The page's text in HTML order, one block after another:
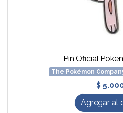
Pin Oficial
The Pokémon
$
Agregar al